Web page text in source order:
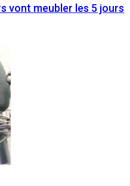
vont meubler les 5 jours